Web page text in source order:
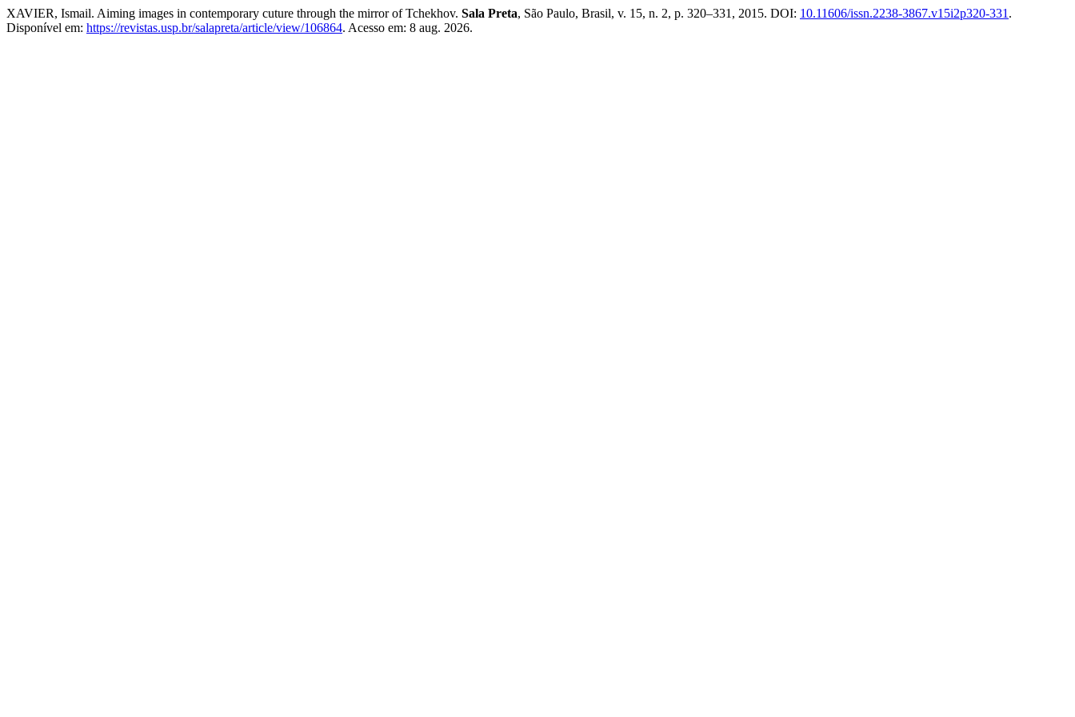
XAVIER, Ismail. Aiming images in contemporary cuture through the mirror of Tchekhov. Sala Preta, São Paulo, Brasil, v. 15, n. 2, p. 320–331, 2015. DOI: 10.11606/issn.2238-3867.v15i2p320-331 .
Disponível em: https://revistas.usp.br/salapreta/article/view/106864. Acesso em: 8 aug. 2026.